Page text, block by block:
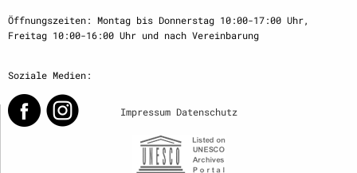
Öffnungszeiten: Montag bis Donnerstag 10:00-17:00 Uhr,
Freitag 10:00-16:00 Uhr und nach Vereinbarung
Soziale Medien:
Impressum Datenschutz